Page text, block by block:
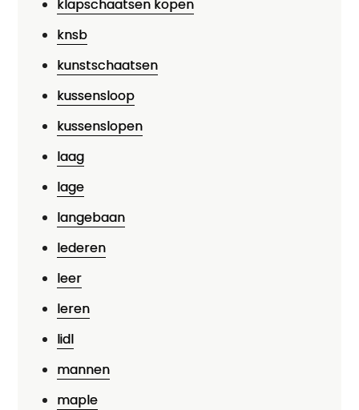
klapschaatsen kopen
knsb
kunstschaatsen
kussensloop
kussenslopen
laag
lage
langebaan
lederen
leer
leren
lidl
mannen
maple